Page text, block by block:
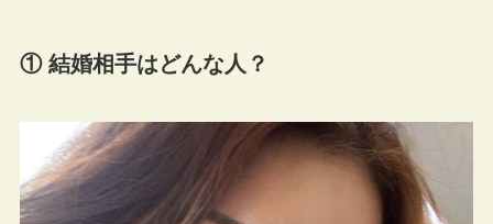
① 結婚相手はどんな人？